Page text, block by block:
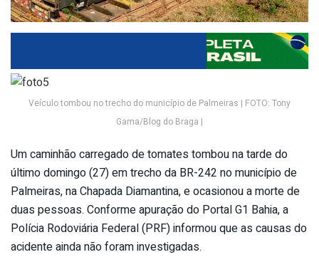
Veículo tombou no trecho do município de Palmeiras | FOTO: Tony
Gama/Blog do Braga |
Um caminhão carregado de tomates tombou na tarde do
último domingo (27) em trecho da BR-242 no município de
Palmeiras, na Chapada Diamantina, e ocasionou a morte de
duas pessoas. Conforme apuração do Portal G1 Bahia, a
Polícia Rodoviária Federal (PRF) informou que as causas do
acidente ainda não foram investigadas.